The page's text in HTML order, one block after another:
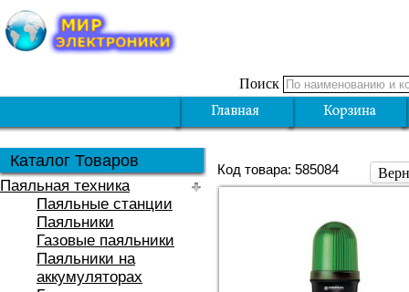
Поиск
Каталог Товаров
Паяльная техника
Паяльные станции
Паяльники
Газовые паяльники
Паяльники на
аккумуляторах
Код товара: 585084